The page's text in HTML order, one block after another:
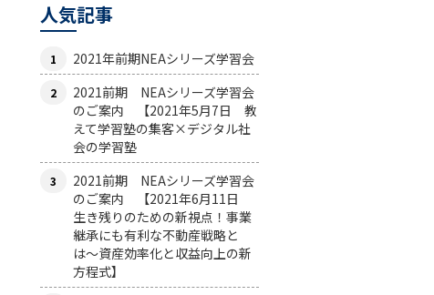
人気記事
2021年前期NEAシリーズ学習会
2021前期 NEAシリーズ学習会
のご案内 【2021年5月7日 教
えて学習塾の集客×デジタル社
会の学習塾
2021前期 NEAシリーズ学習会
のご案内 【2021年6月11日
生き残りのための新視点！事業
継承にも有利な不動産戦略と
は〜資産効率化と収益向上の新
方程式】